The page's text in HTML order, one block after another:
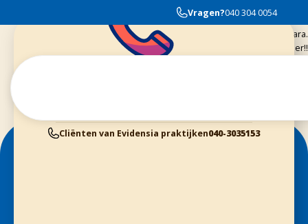
Vragen?040 304 0054
Alleen maar goede ervaringen!!
Dankzij jullie goede zorgen, tijd en geduld gaat het alweer veel beter met
de poot van Mara.
Dankjewel, het Dierenziekenhuis is een echte aanrader!!
Cliënten van Evidensia praktijken040-3035153